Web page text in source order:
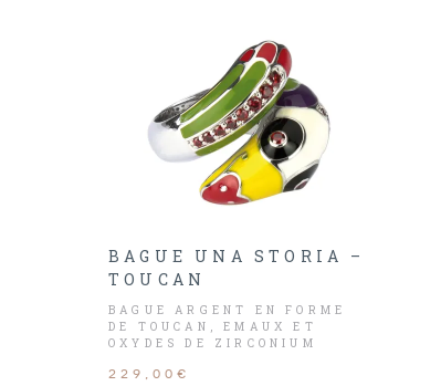
BAGUE UNA STORIA –
TOUCAN
BAGUE ARGENT EN FORME
DE TOUCAN, EMAUX ET
OXYDES DE ZIRCONIUM
229,00€